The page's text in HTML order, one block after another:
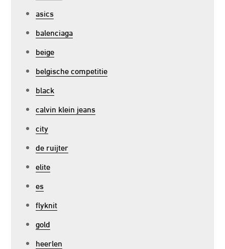
asics
balenciaga
beige
belgische competitie
black
calvin klein jeans
city
de ruijter
elite
es
flyknit
gold
heerlen